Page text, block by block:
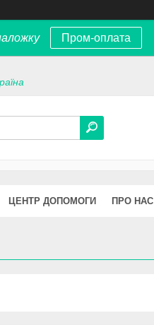
Пром-оплата
ЦЕНТР ДОПОМОГИ ПРО НАС